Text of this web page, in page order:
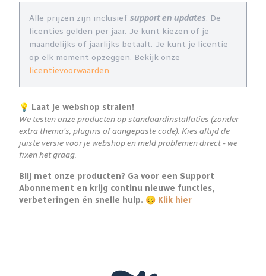
Alle prijzen zijn inclusief support en updates. De
licenties gelden per jaar. Je kunt kiezen of je
maandelijks of jaarlijks betaalt. Je kunt je licentie
op elk moment opzeggen. Bekijk onze
licentievoorwaarden.
💡 Laat je webshop stralen!
We testen onze producten op standaardinstallaties (zonder
extra thema's, plugins of aangepaste code). Kies altijd de
juiste versie voor je webshop en meld problemen direct - we
fixen het graag.
Blij met onze producten? Ga voor een Support
Abonnement en krijg continu nieuwe functies,
verbeteringen én snelle hulp. 😊 Klik hier